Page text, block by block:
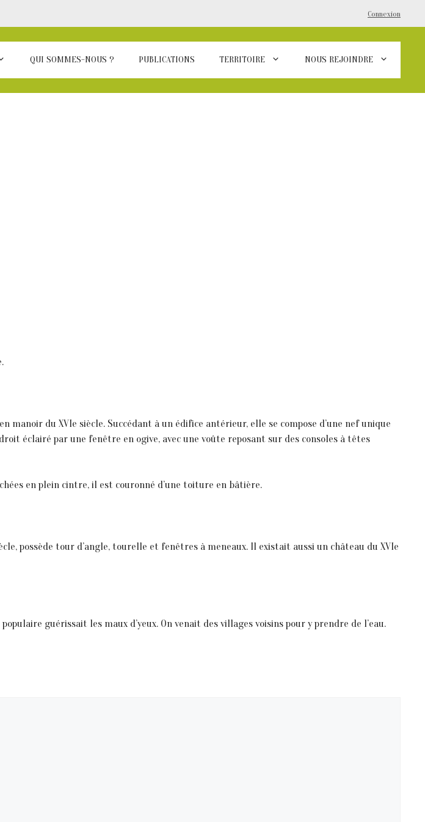
Connexion
QUI SOMMES-NOUS ? PUBLICATIONS TERRITOIRE NOUS REJOINDRE
manoir du XVIe siècle. Succédant à un édifice antérieur, elle se compose d’une nef unique
éclairé par une fenêtre en ogive, avec une voûte reposant sur des consoles à têtes
en plein cintre, il est couronné d’une toiture en bâtière.
possède tour d’angle, tourelle et fenêtres à meneaux. Il existait aussi un château du XVIe
guérissait les maux d’yeux. On venait des villages voisins pour y prendre de l’eau.